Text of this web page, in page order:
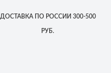
ДОСТАВКАПО РОССИИ 300-500
РУБ.